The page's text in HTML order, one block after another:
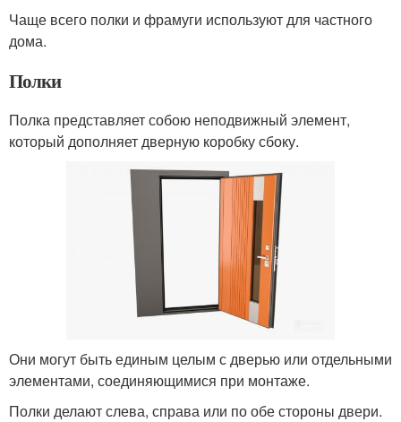
Чаще всего полки и фрамуги используют для частного
дома.
Полки
Полка представляет собою неподвижный элемент,
который дополняет дверную коробку сбоку.
Они могут быть единым целым с дверью или отдельными
элементами, соединяющимися при монтаже.
Полки делают слева, справа или по обе стороны двери.